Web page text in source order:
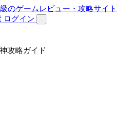
ログイン
攻略ガイド